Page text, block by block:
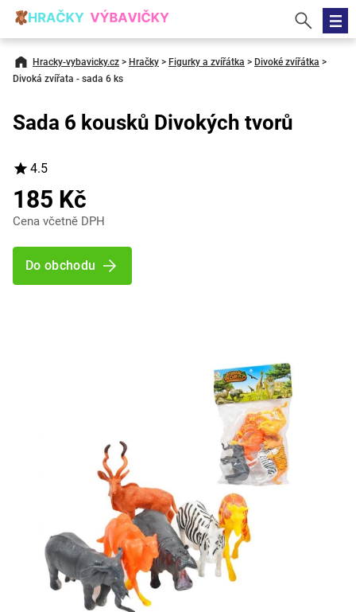
Hracky-vybavicky.cz > Hračky > Figurky a zvířátka > Divoké zvířátka >
Divoká zvířata - sada 6 ks
Sada 6 kousků Divokých tvorů
4.5
185 Kč
Cena včetně DPH
Do obchodu